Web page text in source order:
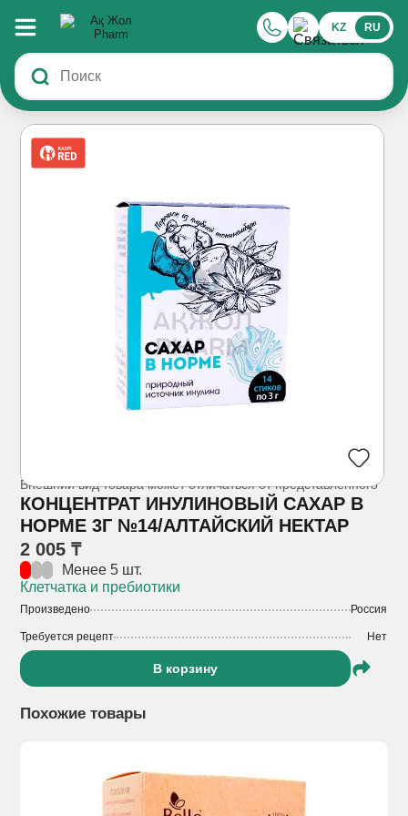
KZ RU
Внешний вид товара может отличаться от представленного
КОНЦЕНТРАТ ИНУЛИНОВЫЙ САХАР В
НОРМЕ 3Г №14/АЛТАЙСКИЙ НЕКТАР
2 005 ₸
Менее 5 шт.
Клетчатка и пребиотики
Произведено Россия
Требуется рецепт Нет
В корзину
Похожие товары